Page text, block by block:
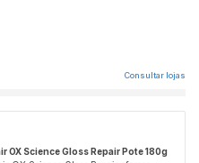
Consultar lojas
OX Science Gloss Repair Pote 180g